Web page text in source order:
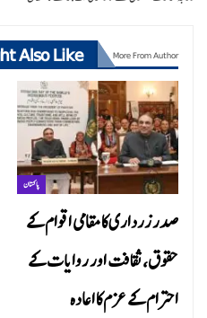
Also Like More From Author
پاکستان
صدر زرداری کا مقامی اقوام کے
حقوق، ثقافت اور روایات کے
احترام کے عزم کا اعادہ